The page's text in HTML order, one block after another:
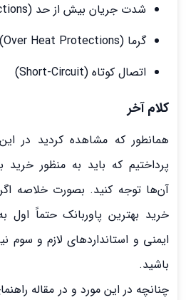
شدت جریان بیش از حد (Over Current Protections)
گرما (Over Heat Protections)
اتصال کوتاه (Short-Circuit)
کلام آخر
همانطور که مشاهده کردید در
پرداختیم که باید به منظور خرید
آن‌ها توجه کنید. بصورت خلاصه
خرید بهترین پاوربانک حتماً اول
ایمنی و استانداردهای لازم و سوم
باشید.
چنانچه در این مورد و در مقاله